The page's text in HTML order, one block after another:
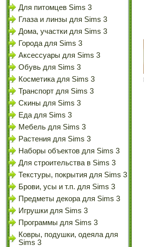
Для питомцев Sims 3
Глаза и линзы для Sims 3
Дома, участки для Sims 3
Города для Sims 3
Аксессуары для Sims 3
Обувь для Sims 3
Косметика для Sims 3
Транспорт для Sims 3
Скины для Sims 3
Еда для Sims 3
Мебель для Sims 3
Растения для Sims 3
Наборы объектов для Sims 3
Для строительства в Sims 3
Текстуры, покрытия для Sims 3
Брови, усы и т.п. для Sims 3
Предметы декора для Sims 3
Игрушки для Sims 3
Программы для Sims 3
Ковры, подушки, одеяла для
Sims 3